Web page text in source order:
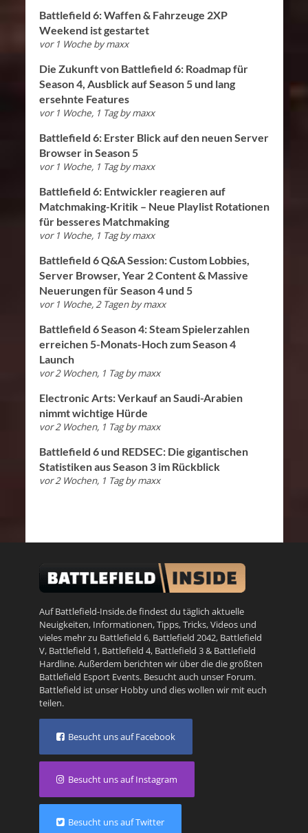
Battlefield 6: Waffen & Fahrzeuge 2XP
Weekend ist gestartet
vor 1 Woche bymaxx
Die Zukunft von Battlefield 6: Roadmap für
Season 4, Ausblick auf Season 5 und lang
ersehnte Features
vor 1 Woche, 1 Tag bymaxx
Battlefield 6: Erster Blick auf den neuen Server
Browser in Season 5
vor 1 Woche, 1 Tag bymaxx
Battlefield 6: Entwickler reagieren auf
Matchmaking-Kritik – Neue Playlist Rotationen
für besseres Matchmaking
vor 1 Woche, 1 Tag bymaxx
Battlefield 6 Q&A Session: Custom Lobbies,
Server Browser, Year 2 Content & Massive
Neuerungen für Season 4 und 5
vor 1 Woche, 2 Tagen bymaxx
Battlefield 6 Season 4: Steam Spielerzahlen
erreichen 5-Monats-Hoch zum Season 4
Launch
vor 2 Wochen, 1 Tag bymaxx
Electronic Arts: Verkauf an Saudi-Arabien
nimmt wichtige Hürde
vor 2 Wochen, 1 Tag bymaxx
Battlefield 6 und REDSEC: Die gigantischen
Statistiken aus Season 3 im Rückblick
vor 2 Wochen, 1 Tag bymaxx
Auf Battlefield-Inside.de findest du täglich aktuelle
Neuigkeiten, Informationen, Tipps, Tricks, Videos und
vieles mehr zu Battlefield 6, Battlefield 2042, Battlefield
V, Battlefield 1, Battlefield 4, Battlefield 3& Battlefield
Hardline. Außerdem berichten wir über die die größten
Battlefield Esport Events. Besucht auch unser Forum.
Battlefield ist unser Hobby und dies wollen wir mit euch
teilen.
Besucht uns auf Facebook
Besucht uns auf Instagram
Besucht uns auf Twitter